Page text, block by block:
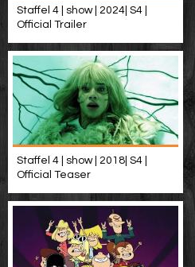
Staffel 4 | show | 2024| S4 |
Official Trailer
Staffel 4 | show | 2018| S4 |
Official Teaser